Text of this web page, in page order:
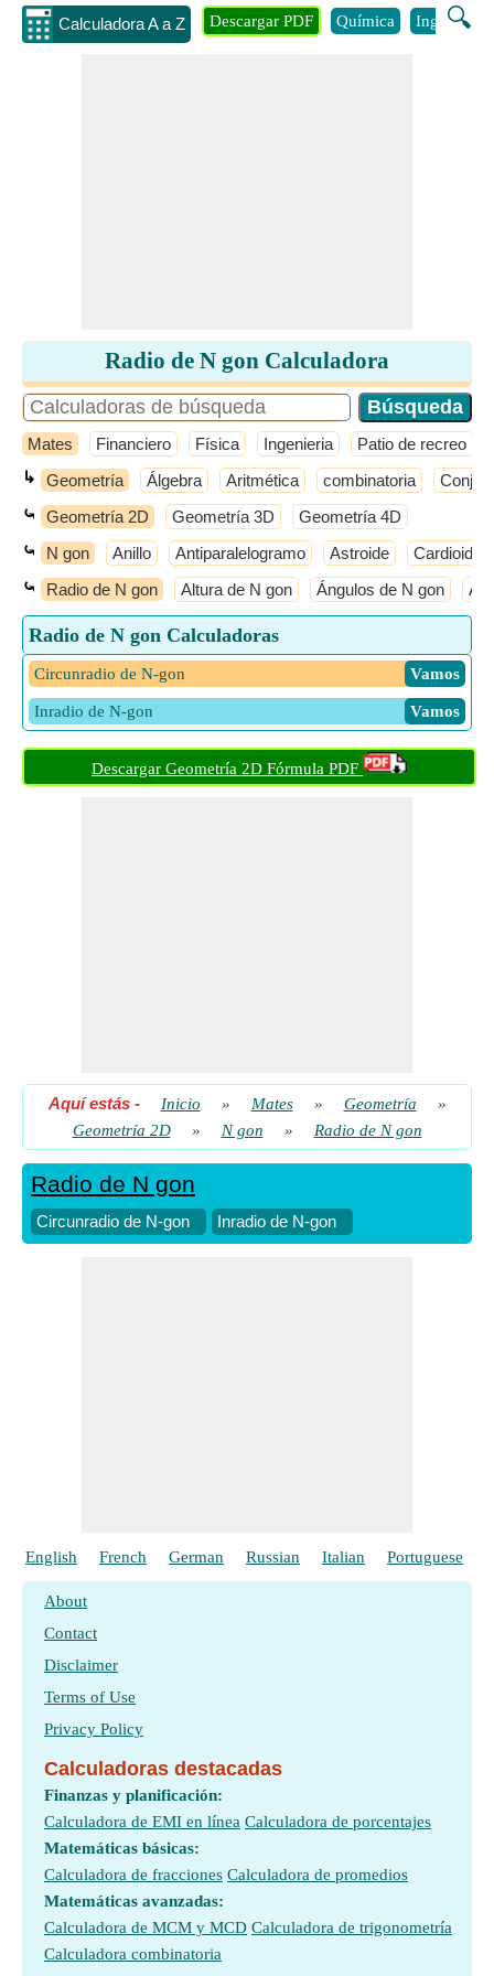
Calculadora A a Z 🔍
Descargar PDF Química Ingenieria
Radio de N gon Calculadora
Mates Financiero Física Ingenieria Patio de recreo
↳ Geometría Álgebra Aritmética combinatoria
⤿ Geometría 2D Geometría 3D Geometría 4D
⤿ N gon Anillo Antiparalelogramo Astroide Cardioide
⤿ Radio de N gon Altura de N gon Ángulos de N gon
Radio de N gon Calculadoras
Circunradio de N-gon ​ Vamos
Inradio de N-gon ​ Vamos
Descargar Geometría 2D Fórmula PDF
Aquí estás- Inicio » Mates » Geometría
»
Geometría 2D
» N gon » Radio de N gon
Radio de N gon
Circunradio de N-gon Inradio de N-gon
English French German Russian Italian Portuguese
About
Contact
Disclaimer
Terms of Use
Privacy Policy
Calculadoras destacadas
Finanzas y planificación:
Calculadora de EMI en línea Calculadora de porcentajes
Matemáticas básicas:
Calculadora de fracciones Calculadora de promedios
Matemáticas avanzadas:
Calculadora de MCM y MCD Calculadora de trigonometría
Calculadora combinatoria